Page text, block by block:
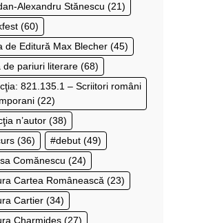
Alexandru Stănescu (21)
(60)
de Editură Max Blecher (45)
de pariuri literare (68)
821.135.1 – Scriitori români
(22)
n’autor (38)
(36) debut (49)
Comănescu (24)
Cartea Românească (23)
Cartier (34)
Charmides (27)